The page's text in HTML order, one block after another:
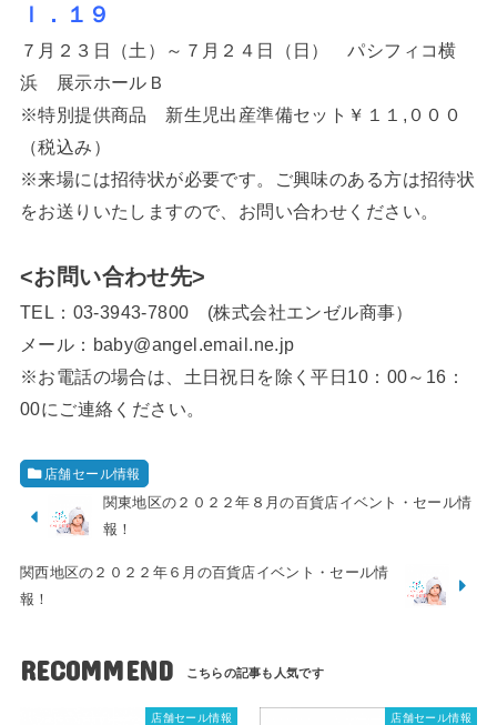
ｌ．１９
７月２３日（土）～７月２４日（日） パシフィコ横
浜 展示ホールＢ
※特別提供商品 新生児出産準備セット￥１１,０００
（税込み）
※来場には招待状が必要です。ご興味のある方は招待状
をお送りいたしますので、お問い合わせください。
<お問い合わせ先>
TEL：03-3943-7800 (株式会社エンゼル商事）
メール：baby@angel.email.ne.jp
※お電話の場合は、土日祝日を除く平日10：00～16：
00にご連絡ください。
店舗セール情報
関東地区の２０２２年８月の百貨店イベント・セール情
報！
関西地区の２０２２年６月の百貨店イベント・セール情
報！
RECOMMEND
店舗セール情報 店舗セール情報